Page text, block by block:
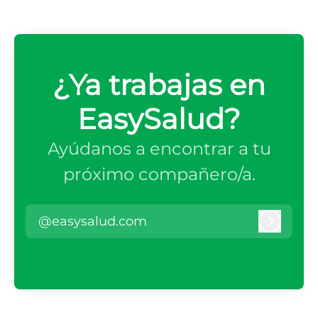
¿Ya trabajas en
EasySalud?
Ayúdanos a encontrar a tu
próximo compañero/a.
@easysalud.com